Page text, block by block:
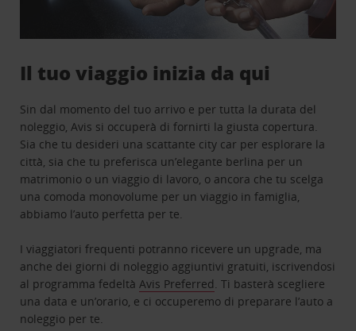
Il tuo viaggio inizia da qui
Sin dal momento del tuo arrivo e per tutta la durata del
noleggio, Avis si occuperà di fornirti la giusta copertura.
Sia che tu desideri una scattante city car per esplorare la
città, sia che tu preferisca un’elegante berlina per un
matrimonio o un viaggio di lavoro, o ancora che tu scelga
una comoda monovolume per un viaggio in famiglia,
abbiamo l’auto perfetta per te.
I viaggiatori frequenti potranno ricevere un upgrade, ma
anche dei giorni di noleggio aggiuntivi gratuiti, iscrivendosi
al programma fedeltàAvis Preferred. Ti basterà scegliere
una data e un’orario, e ci occuperemo di preparare l’auto a
noleggio per te.